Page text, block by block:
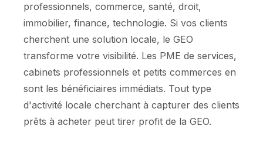
professionnels, commerce, santé, droit,
immobilier, finance, technologie. Si vos clients
cherchent une solution locale, le GEO
transforme votre visibilité. Les PME de services,
cabinets professionnels et petits commerces en
sont les bénéficiaires immédiats. Tout type
d'activité locale cherchant à capturer des clients
prêts à acheter peut tirer profit de la GEO.